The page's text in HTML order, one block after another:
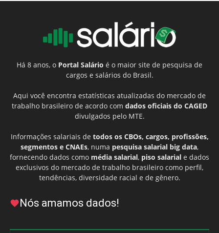
Há 8 anos, o Portal Salário é o maior site de pesquisa de
cargos e salários do Brasil.
Aqui você encontra estatísticas atualizadas do mercado de
trabalho brasileiro de acordo com dados oficiais do CAGED
divulgados pelo MTE.
Informações salariais de todos os CBOs, cargos, profissões,
segmentos e CNAEs, numa pesquisa salarial big data,
fornecendo dados como média salarial, piso salarial e dados
exclusivos do mercado de trabalho brasileiro como perfil,
tendências, diversidade racial e de gênero.
Nós amamos dados!